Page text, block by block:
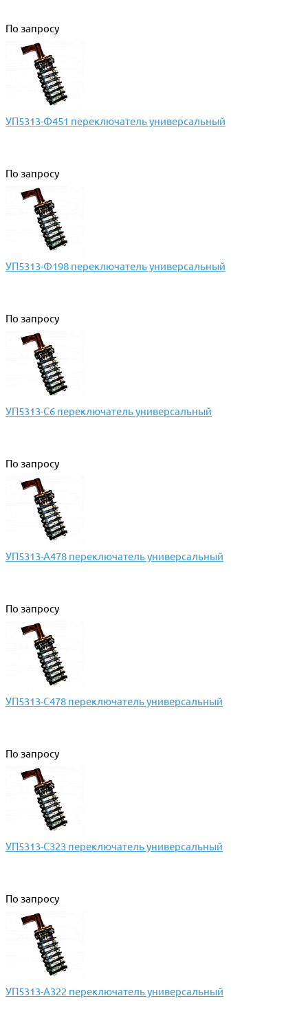
По запросу
УП5313-Ф451 переключатель универсальный
По запросу
УП5313-Ф198 переключатель универсальный
По запросу
УП5313-С6 переключатель универсальный
По запросу
УП5313-А478 переключатель универсальный
По запросу
УП5313-С478 переключатель универсальный
По запросу
УП5313-С323 переключатель универсальный
По запросу
УП5313-А322 переключатель универсальный